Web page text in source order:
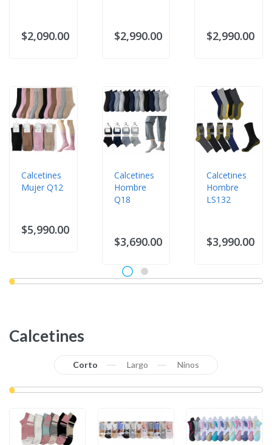
$2,090.00
Calcetines
Mujer Q12
$5,990.00
$2,990.00
Calcetines
Hombre
Q18
$3,690.00
$2,990.00
Calcetines
Hombre
LS132
$3,990.00
Calcetines
Corto Largo Ninos